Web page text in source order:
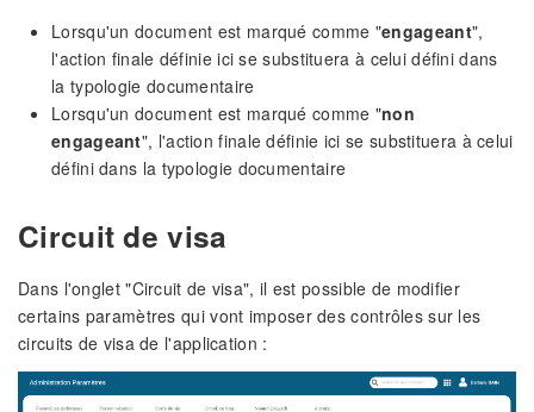
Lorsqu'un document est marqué comme "engageant",
l'action finale définie ici se substituera à celui défini dans
la typologie documentaire
Lorsqu'un document est marqué comme "non
engageant", l'action finale définie ici se substituera à celui
défini dans la typologie documentaire
Circuit de visa
Dans l'onglet "Circuit de visa", il est possible de modifier
certains paramètres qui vont imposer des contrôles sur les
circuits de visa de l'application :